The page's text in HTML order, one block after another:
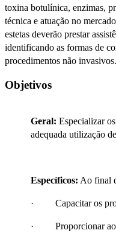
toxina botulínica, enzimas,
técnica e atuação no
estetas deverão prestar
identificando as formas de
procedimentos não invasivos.
Objetivos
Geral: Especializar
adequada utilização
Específicos: Ao final
· Capacitar os
· Proporcionar aos